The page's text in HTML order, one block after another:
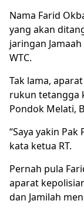
Nama Farid
yang akan
jaringan
WTC.
Tak lama,
rukun tetangga
Pondok Melati,
“Saya yakin
kata ketua RT.
Pernah pula
aparat
dan Jamilah